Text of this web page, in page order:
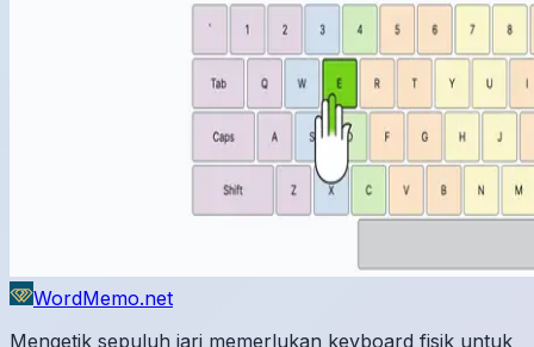
WordMemo.net
Mengetik sepuluh jari memerlukan keyboard fisik untuk